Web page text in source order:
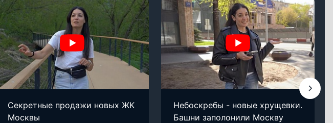
Секретные продажи новых ЖК
Москвы
Небоскребы - новые хрущевки.
Башни заполонили Москву